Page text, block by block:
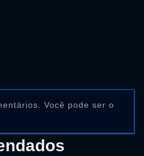
Você pode ser o